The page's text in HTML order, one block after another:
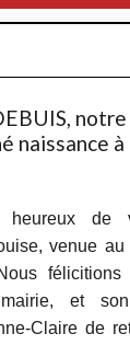
naissance
heureux de
venue
et
Claire de